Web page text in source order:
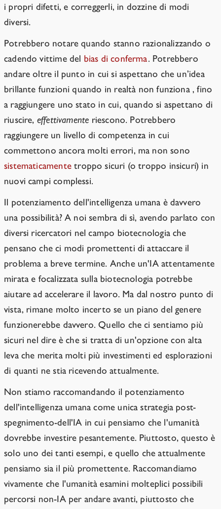
i propri difetti, e correggerli, in dozzine di modi
diversi.
Potrebbero notare quando stanno razionalizzando o
cadendo vittime del bias di conferma. Potrebbero
andare oltre il punto in cui si aspettano che un’idea
brillante funzioni quando in realtà non funziona , fino
a raggiungere uno stato in cui, quando si aspettano di
riuscire, effettivamente riescono. Potrebbero
raggiungere un livello di competenza in cui
commettono ancora molti errori, ma non sono
sistematicamentetroppo sicuri (o troppo insicuri) in
nuovi campi complessi.
Il potenziamento dell'intelligenza umana è davvero
una possibilità? A noi sembra di sì, avendo parlato con
diversi ricercatori nel campo biotecnologia che
pensano che ci modi promettenti di attaccare il
problema a breve termine. Anche un'IA attentamente
mirata e focalizzata sulla biotecnologia potrebbe
aiutare ad accelerare il lavoro. Ma dal nostro punto di
vista, rimane molto incerto se un piano del genere
funzionerebbe davvero. Quello che ci sentiamo più
sicuri nel dire è che si tratta di un'opzione con alta
leva che merita molti più investimenti ed esplorazioni
di quanti ne stia ricevendo attualmente.
Non stiamo raccomandando il potenziamento
dell'intelligenza umana come unica strategia post-
spegnimento-dell'IA in cui pensiamo che l'umanità
dovrebbe investire pesantemente. Piuttosto, questo è
solo uno dei tanti esempi, e quello che attualmente
pensiamo sia il più promettente. Raccomandiamo
vivamente che l'umanità esamini molteplici possibili
percorsi non-IA per andare avanti, piuttosto che